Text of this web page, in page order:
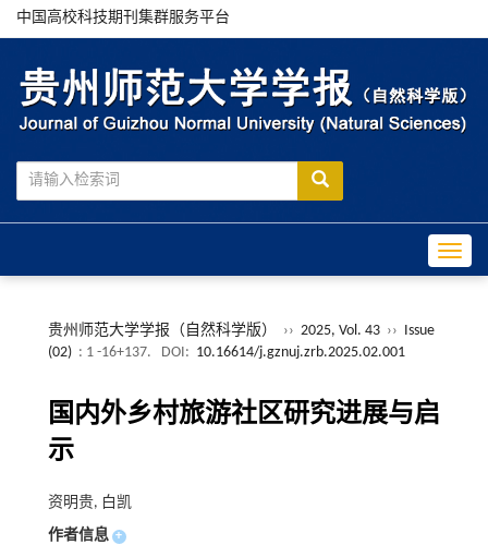
中国高校科技期刊集群服务平台
贵州师范大学学报（自然科学版） ›› 2025, Vol. 43 ››
Issue
(02) : 1 -16+137. DOI: 10.16614/j.gznuj.zrb.2025.02.001
国内外乡村旅游社区研究进展与启
示
资明贵, 白凯
作者信息 +